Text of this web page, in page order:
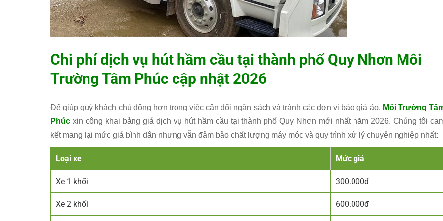
Chi phí dịch vụ hút hầm cầu tại thành phố Quy Nhơn Môi
Trường Tâm Phúc cập nhật 2026
Để giúp quý khách chủ động hơn trong việc cân đối ngân sách và tránh các đơn vị báo giá ảo, Môi Trường
Phúc xin công khai bảng giá dịch vụ hút hầm cầu tại thành phố Quy Nhơn mới nhất năm 2026. Chúng tôi
kết mang lại mức giá bình dân nhưng vẫn đảm bảo chất lượng máy móc và quy trình xử lý chuyên nghiệp nhất:
Loại xe Mức giá
Xe 1 khối 300.000đ
Xe 2 khối 600.000đ